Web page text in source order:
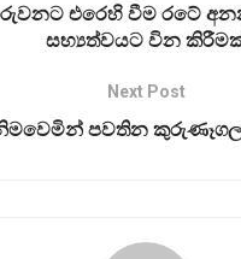
එරෙහි වීම රටේ
සභ්‍යත්වයට වින
Next Post
පවතින